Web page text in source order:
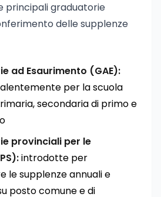
principali graduatorie
delle supplenze
ad Esaurimento (GAE):
per la scuola
secondaria di primo e
provinciali per le
introdotte per
le supplenze annuali e
posto comune e di